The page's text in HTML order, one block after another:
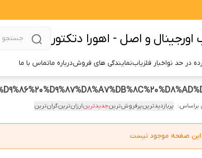
و اصل - اهورا دتکتور
در حد نواخبار فلزیابنمایندگی های فروشدرباره ماتماس با ما
براساس: پربازدیدترینپرفروش‌ترینجدیدترینارزان‌ترینگران‌ترین
این صفحه موجود نیست